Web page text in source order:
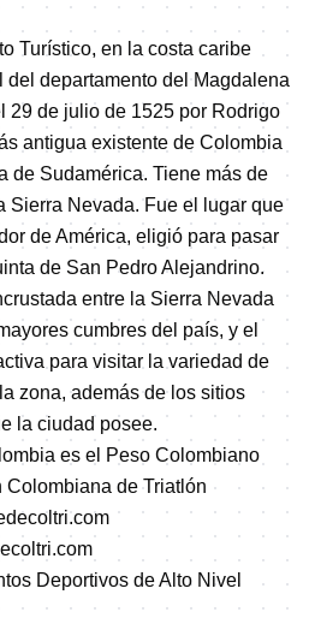
Turístico, en la costa caribe
departamento del Magdalena
29 de julio de 1525 por Rodrigo
antigua existente de Colombia
de Sudamérica. Tiene más de
Sierra Nevada. Fue el lugar que
de América, eligió para pasar
de San Pedro Alejandrino.
entre la Sierra Nevada
cumbres del país, y el
para visitar la variedad de
zona, además de los sitios
la ciudad posee.
es el Peso Colombiano
de Triatlón
Deportivos de Alto Nivel